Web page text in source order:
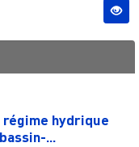
hydrique
...